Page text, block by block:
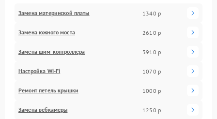
Замена материнской платы 1340 р
Замена южного моста 2610 р
Замена шим-контроллера 3910 р
Настройка Wi-Fi 1070 р
Ремонт петель крышки 1000 р
Замена вебкамеры 1250 р